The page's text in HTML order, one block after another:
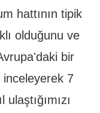
hattının tipik
olduğunu ve
bir
7